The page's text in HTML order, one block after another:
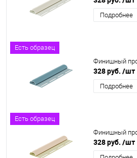
Подробнее
Есть образец
Финишный
328 руб. /шт
Подробнее
Есть образец
Финишный
328 руб. /шт